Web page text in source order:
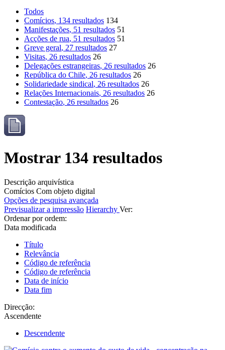
Todos
Comícios, 134 resultados 134
Manifestações, 51 resultados 51
Acções de rua, 51 resultados 51
Greve geral, 27 resultados 27
Visitas, 26 resultados 26
Delegações estrangeiras, 26 resultados 26
República do Chile, 26 resultados 26
Solidariedade sindical, 26 resultados 26
Relações Internacionais, 26 resultados 26
Contestação, 26 resultados 26
Mostrar 134 resultados
Descrição arquivística
Comícios Com objeto digital
Opções de pesquisa avançada
Previsualizar a impressão Hierarchy Ver:
Ordenar por ordem:
Data modificada
Título
Relevância
Código de referência
Código de referência
Data de início
Data fim
Direcção:
Ascendente
Descendente